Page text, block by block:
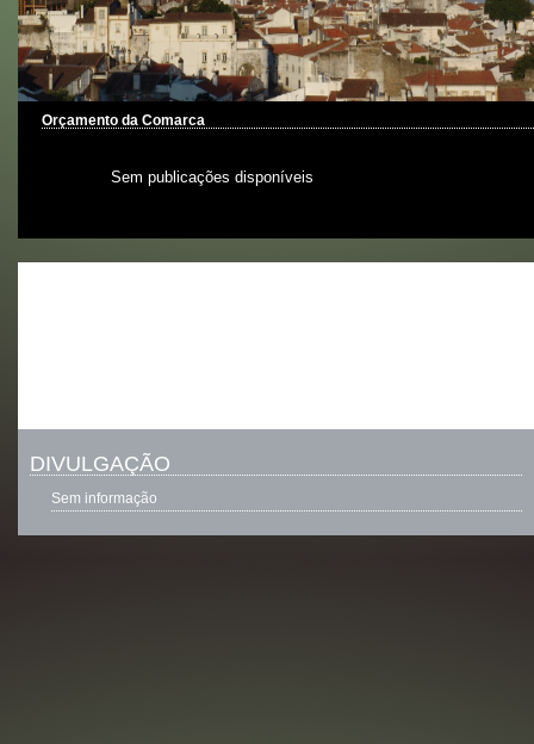
Orçamento da Comarca
Sem publicações disponíveis
DIVULGAÇÃO
Sem informação